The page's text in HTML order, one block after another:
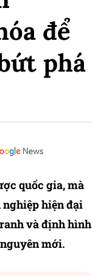
để
phá
quốc gia, mà
nghiệp hiện đại
và định hình
mới.